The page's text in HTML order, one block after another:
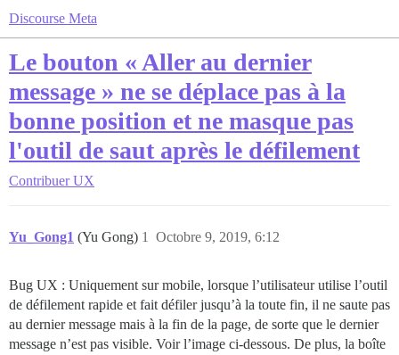
Discourse Meta
Le bouton « Aller au dernier
message » ne se déplace pas à la
bonne position et ne masque pas
l'outil de saut après le défilement
Contribuer UX
Yu_Gong1 (Yu Gong) Octobre 9, 2019, 6:12
1
Bug UX : Uniquement sur mobile, lorsque l’utilisateur utilise l’outil
de défilement rapide et fait défiler jusqu’à la toute fin, il ne saute pas
au dernier message mais à la fin de la page, de sorte que le dernier
message n’est pas visible. Voir l’image ci-dessous. De plus, la boîte